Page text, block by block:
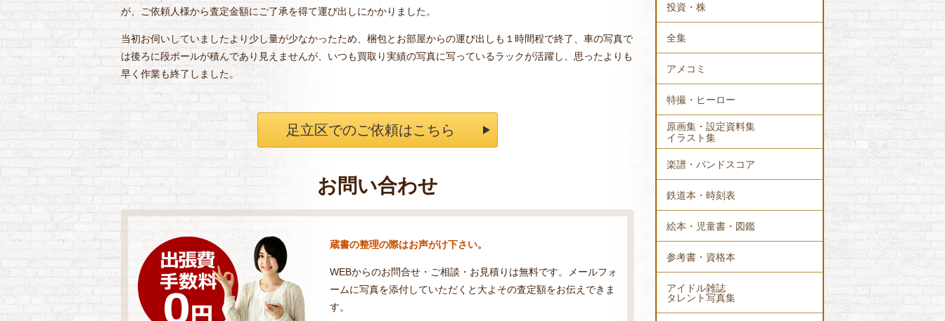
が、ご依頼人様から査定金額にご了承を得て運び出しにかかりました。
当初お伺いしていましたより少し量が少なかったため、梱包とお部屋からの運び出しも１時間程で終了、車の写真で
は後ろに段ボールが積んであり見えませんが、いつも買取り実績の写真に写っているラックが活躍し、思ったよりも
早く作業も終了しました。
足立区でのご依頼はこちら
お問い合わせ
蔵書の整理の際はお声がけ下さい。
WEBからのお問合せ・ご相談・お見積りは無料です。メールフォ
ームに写真を添付していただくと大よその査定額をお伝えできま
す。
投資・株
全集
アメコミ
特撮・ヒーロー
原画集・設定資料集
イラスト集
楽譜・バンドスコア
鉄道本・時刻表
絵本・児童書・図鑑
参考書・資格本
アイドル雑誌
タレント写真集